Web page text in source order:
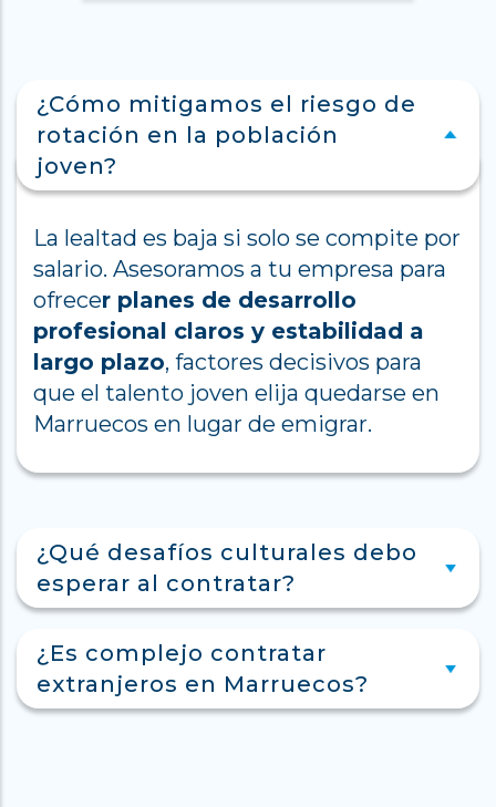
¿Cómo mitigamos el riesgo de
rotación en la población
joven?
La lealtad es baja si solo se compite por
salario. Asesoramos a tu empresa para
ofrecer planes de desarrollo
profesional claros y estabilidad a
largo plazo, factores decisivos para
que el talento joven elija quedarse en
Marruecos en lugar de emigrar.
¿Qué desafíos culturales debo
esperar al contratar?
¿Es complejo contratar
extranjeros en Marruecos?